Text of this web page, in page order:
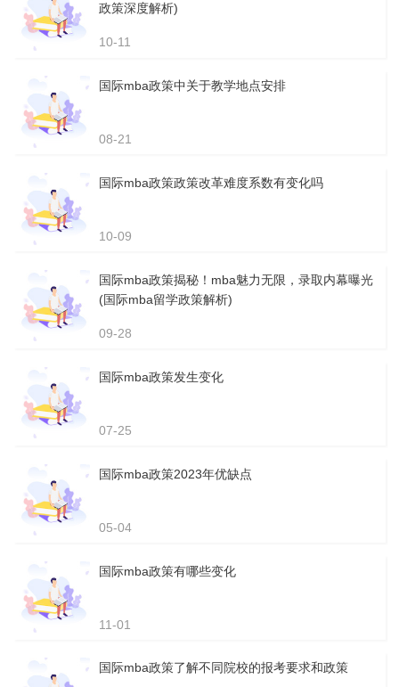
政策深度解析)
10-11
国际mba政策中关于教学地点安排
08-21
国际mba政策政策改革难度系数有变化吗
10-09
国际mba政策揭秘！mba魅力无限，录取内幕曝光
(国际mba留学政策解析)
09-28
国际mba政策发生变化
07-25
国际mba政策2023年优缺点
05-04
国际mba政策有哪些变化
11-01
国际mba政策了解不同院校的报考要求和政策